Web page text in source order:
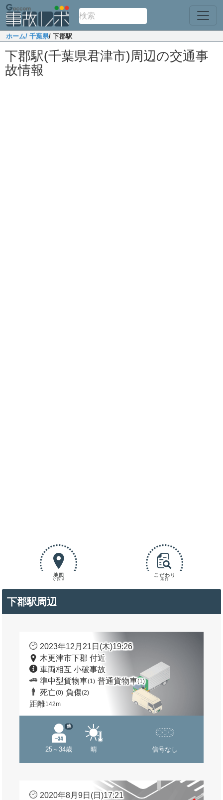
ホーム/ 千葉県/ 下郡駅
下郡駅(千葉県君津市)周辺の交通事
故情報
地図
で探す
こだわり
条件
下郡駅周辺
2023年12月21日(木)19:26
木更津市下郡 付近
車両相互 小破事故
準中型貨物車(1) 普通貨物車(1)
死亡(0) 負傷(2)
距離142m
25～34歳
他
晴 信号なし
2020年8月9日(日)17:21